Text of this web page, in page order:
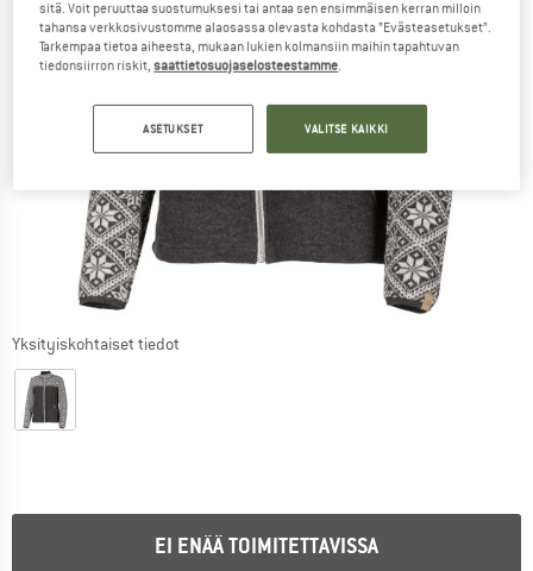
Yksityiskohtaiset tiedot
EI ENÄÄ TOIMITETTAVISSA
sitä. Voit peruuttaa suostumuksesi tai antaa sen ensimmäisen kerran milloin
tahansa verkkosivustomme alaosassa olevasta kohdasta ”Evästeasetukset”.
Tarkempaa tietoa aiheesta, mukaan lukien kolmansiin maihin tapahtuvan
tiedonsiirron riskit,saattietosuojaselosteestamme
ASETUKSET VALITSE KAIKKI